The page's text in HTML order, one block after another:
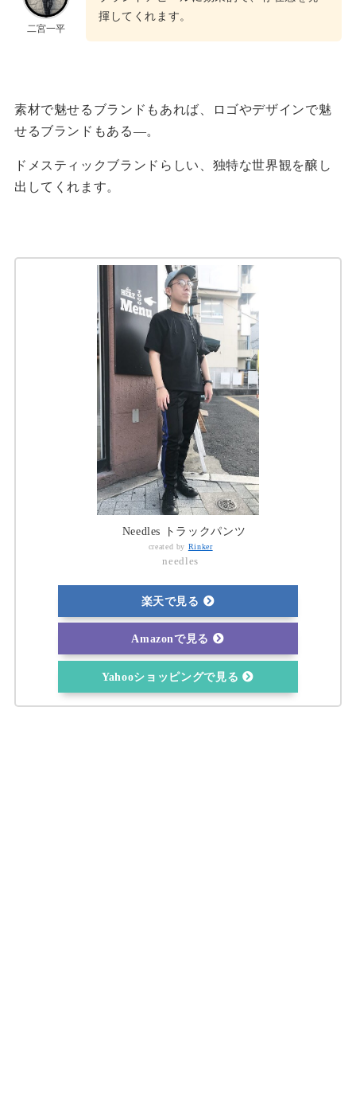
二宮一平
揮してくれます。
素材で魅せるブランドもあれば、ロゴやデザインで魅
せるブランドもある―。
ドメスティックブランドらしい、独特な世界観を醸し
出してくれます。
Needles トラックパンツ
created by Rinker
needles
楽天で見る
Amazonで見る
Yahooショッピングで見る